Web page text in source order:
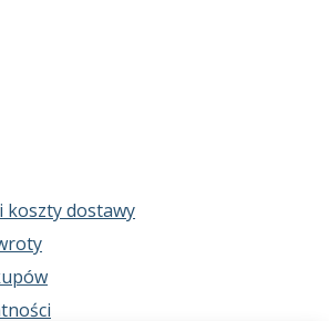
koszty dostawy